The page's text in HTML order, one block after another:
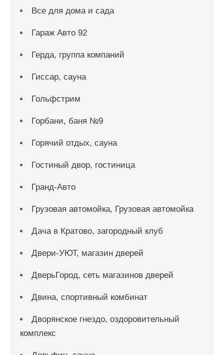
Все для дома и сада
Гараж Авто 92
Герда, группа компаний
Гиссар, сауна
Гольфстрим
Горбани, баня №9
Горячий отдых, сауна
Гостиный двор, гостиница
Гранд-Авто
Грузовая автомойка, Грузовая автомойка
Дача в Кратово, загородный клуб
Двери-УЮТ, магазин дверей
ДверьГород, сеть магазинов дверей
Двина, спортивный комбинат
Дворянское гнездо, оздоровительный
комплекс